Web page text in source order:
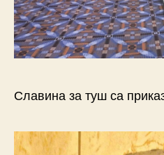
Славина за туш са